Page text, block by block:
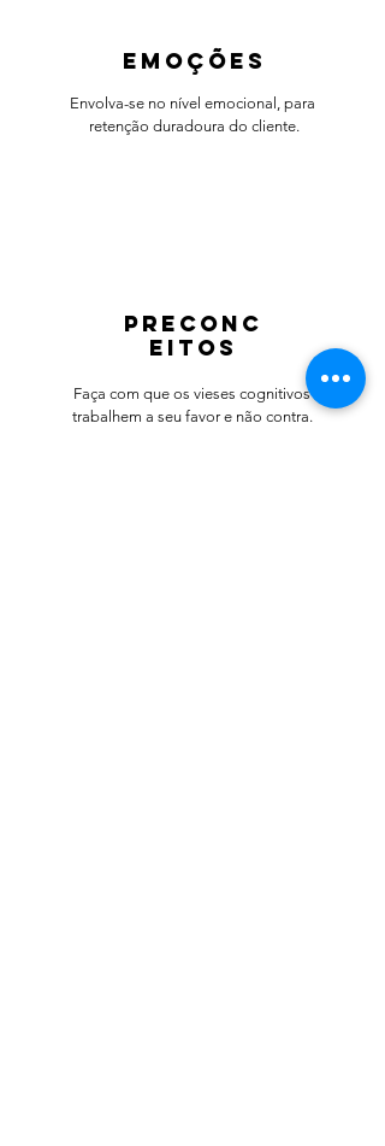
emoções
Envolva-se no nível emocional, para
retenção duradoura do cliente.
preconc
eitos
Faça com que os vieses cognitivos
trabalhem a seu favor e não contra.